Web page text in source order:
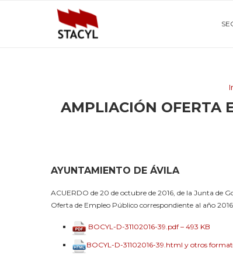
AMPLIACIÓN OFERTA
AYUNTAMIENTO DE ÁVILA
ACUERDO de 20 de octubre de 2016, de la Junta de
Oferta de Empleo Público correspondiente al año
BOCYL-D-31102016-39.pdf – 493 KB
BOCYL-D-31102016-39.html y otros